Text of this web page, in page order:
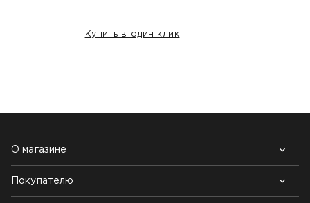
Купить в один клик
О магазине
Почему выбирают нас
Контакты
Покупателю